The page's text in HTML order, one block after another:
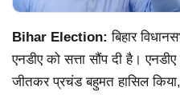
Bihar Election: बिहार
एनडीए को सत्ता सौंप दी है।
जीतकर प्रचंड बहुमत हासिल